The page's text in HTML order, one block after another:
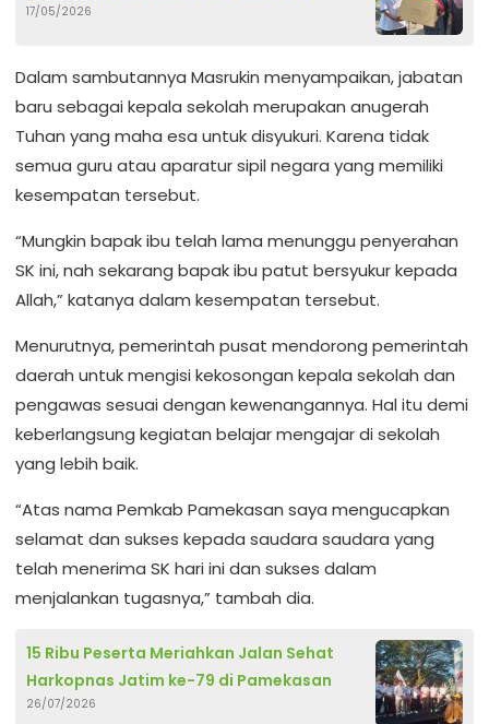
17/05/2026
Dalam sambutannya Masrukin menyampaikan, jabatan
baru sebagai kepala sekolah merupakan anugerah
Tuhan yang maha esa untuk disyukuri. Karena tidak
semua guru atau aparatur sipil negara yang memiliki
kesempatan tersebut.
“Mungkin bapak ibu telah lama menunggu penyerahan
SK ini, nah sekarang bapak ibu patut bersyukur kepada
Allah,” katanya dalam kesempatan tersebut.
Menurutnya, pemerintah pusat mendorong pemerintah
daerah untuk mengisi kekosongan kepala sekolah dan
pengawas sesuai dengan kewenangannya. Hal itu demi
keberlangsung kegiatan belajar mengajar di sekolah
yang lebih baik.
“Atas nama Pemkab Pamekasan saya mengucapkan
selamat dan sukses kepada saudara saudara yang
telah menerima SK hari ini dan sukses dalam
menjalankan tugasnya,” tambah dia.
15 Ribu Peserta Meriahkan Jalan Sehat
Harkopnas Jatim ke-79 di Pamekasan
26/07/2026